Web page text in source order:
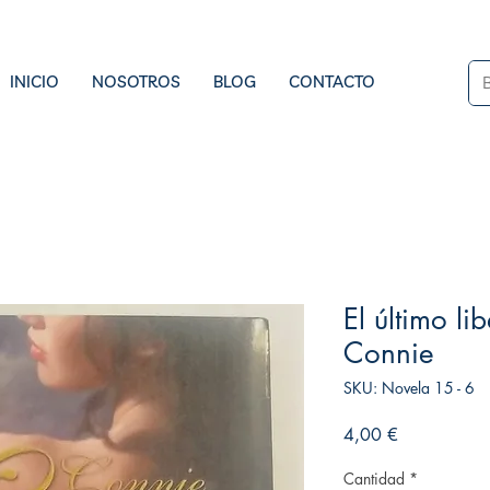
INICIO NOSOTROS BLOG CONTACTO
El último
Connie
SKU: Novela 15 - 6
4,00 €
Cantidad *